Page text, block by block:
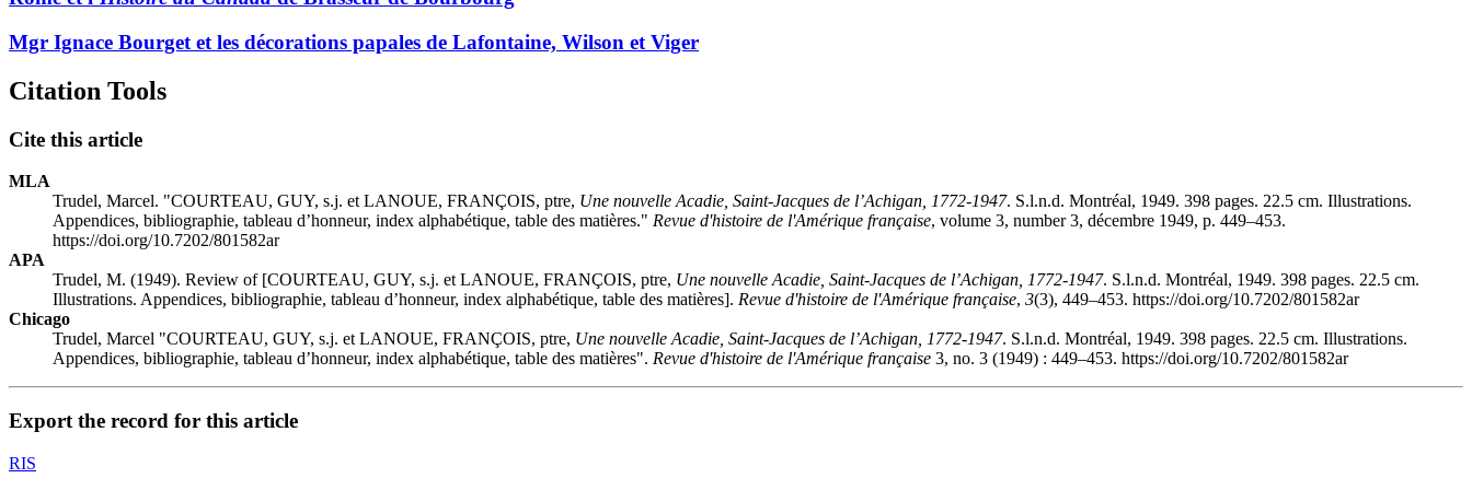
Mgr Ignace Bourget et les décorations papales de Lafontaine, Wilson et Viger
Citation Tools
Cite this article
MLA
Trudel, Marcel. "COURTEAU, GUY, s.j. et LANOUE, FRANÇOIS, ptre, Une nouvelle Acadie, Saint-Jacques de l’Achigan, 1772-1947. S.l.n.d. Montréal, 1949. 398 pages. 22.5 cm. Illustrations.
Appendices, bibliographie, tableau d’honneur, index alphabétique, table des matières." Revue d'histoire de l'Amérique française, volume 3, number 3, décembre 1949, p. 449–453.
https://doi.org/10.7202/801582ar
APA
Trudel, M. (1949). Review of [COURTEAU, GUY, s.j. et LANOUE, FRANÇOIS, ptre, Une nouvelle Acadie, Saint-Jacques de l’Achigan, 1772-1947. S.l.n.d. Montréal, 1949. 398 pages. 22.5 cm.
Illustrations. Appendices, bibliographie, tableau d’honneur, index alphabétique, table des matières]. Revue d'histoire de l'Amérique française, 3(3), 449–453. https://doi.org/10.7202/801582ar
Chicago
Trudel, Marcel "COURTEAU, GUY, s.j. et LANOUE, FRANÇOIS, ptre, Une nouvelle Acadie, Saint-Jacques de l’Achigan, 1772-1947. S.l.n.d. Montréal, 1949. 398 pages. 22.5 cm. Illustrations.
Appendices, bibliographie, tableau d’honneur, index alphabétique, table des matières". Revue d'histoire de l'Amérique française 3, no. 3 (1949) : 449–453. https://doi.org/10.7202/801582ar
Export the record for this article
RIS